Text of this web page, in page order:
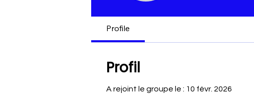
Profile
Profil
A rejoint le groupe le : 10 févr. 2026